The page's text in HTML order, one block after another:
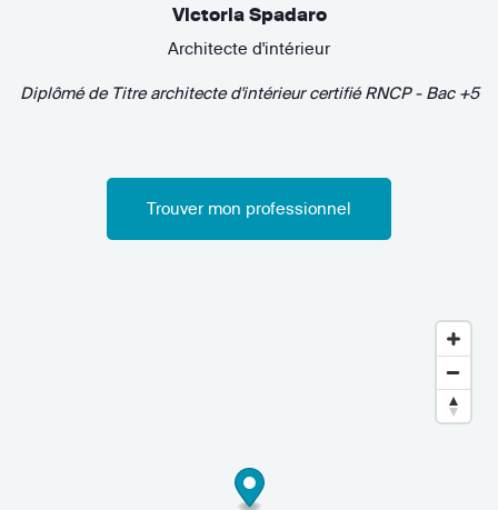
Victoria Spadaro
Architecte d'intérieur
Diplômé de Titre architecte d'intérieur certifié RNCP - Bac +5
Trouver mon professionnel